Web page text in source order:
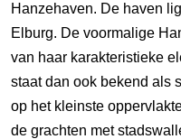
Hanzehaven. De haven
Elburg. De voormalige
van haar karakteristieke
staat dan ook bekend als
op het kleinste
de grachten met